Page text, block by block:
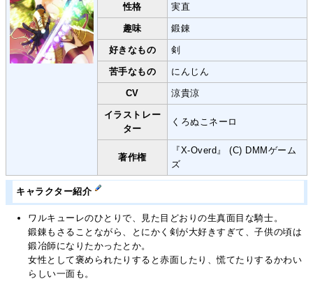
性格 実直
趣味 鍛錬
好きなもの 剣
苦手なもの にんじん
CV 涼貴涼
イラストレー
ター
くろぬこネーロ
著作権
『X-Overd』 (C) DMMゲーム
ズ
キャラクター紹介
ワルキューレのひとりで、見た目どおりの生真面目な騎士。
鍛錬もさることながら、とにかく剣が大好きすぎて、子供の頃は
鍛冶師になりたかったとか。
女性として褒められたりすると赤面したり、慌てたりするかわい
らしい一面も。